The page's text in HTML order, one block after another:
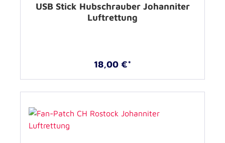
USB Stick Hubschrauber Johanniter
Luftrettung
18,00 €*